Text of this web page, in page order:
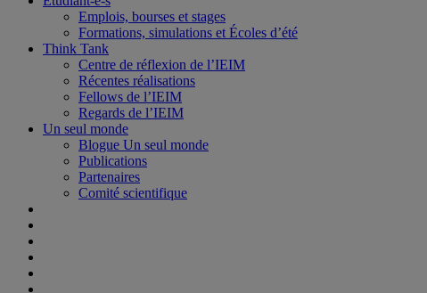
Emplois, bourses et stages
Formations, simulations et Écoles d’été
Think Tank
Centre de réflexion de l’IEIM
Récentes réalisations
Fellows de l’IEIM
Regards de l’IEIM
Un seul monde
Blogue Un seul monde
Publications
Partenaires
Comité scientifique